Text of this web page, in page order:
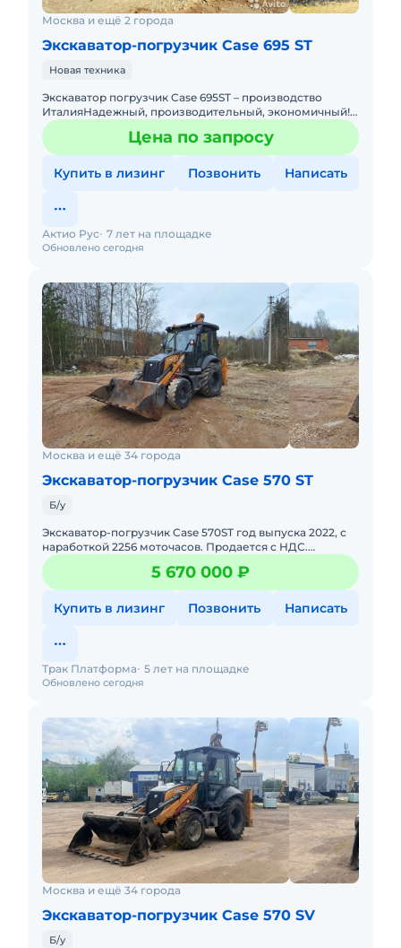
Москва и ещё 2 города
Экскаватор-погрузчик Case 695 ST
Новая техника
Экскаватор погрузчик Case 695ST – производство
ИталияНадежный, производительный, экономичный!
По ряду технических характеристик превосходит JCB,
JohnDeere
Цена по запросу
Купить в лизинг Позвонить Написать
Обновлено сегодня
Актио Рус 7 лет на площадке
Москва и ещё 34 города
Экскаватор-погрузчик Case 570 ST
Б/у
Экскаватор-погрузчик Case 570ST год выпуска 2022, с
наработкой 2256 моточасов. Продается с НДС.
Юридическая чистота сделки. Возможно оформить в
кредит/лизинг. Т
5 670 000 ₽
Купить в лизинг Позвонить Написать
Обновлено сегодня
Трак Платформа 5 лет на площадке
Москва и ещё 34 города
Экскаватор-погрузчик Case 570 SV
Б/у